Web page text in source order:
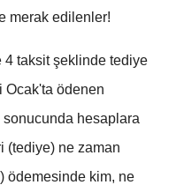
merak edilenler!
4 taksit şeklinde tediye
Ocak'ta ödenen
sonucunda hesaplara
(tediye) ne zaman
ödemesinde kim, ne